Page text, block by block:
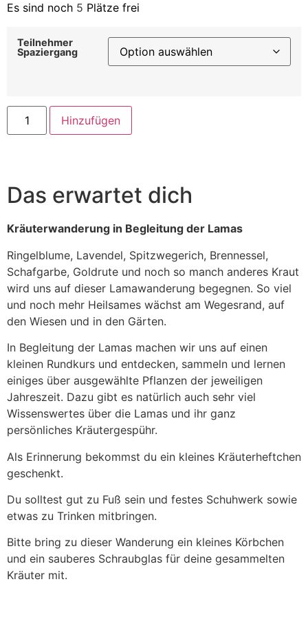
Es sind noch 5 Plätze frei
Teilnehmer
Spaziergang
Hinzufügen
Das erwartet dich
Kräuterwanderung in Begleitung der Lamas
Ringelblume, Lavendel, Spitzwegerich, Brennessel,
Schafgarbe, Goldrute und noch so manch anderes Kraut
wird uns auf dieser Lamawanderung begegnen. So viel
und noch mehr Heilsames wächst am Wegesrand, auf
den Wiesen und in den Gärten.
In Begleitung der Lamas machen wir uns auf einen
kleinen Rundkurs und entdecken, sammeln und lernen
einiges über ausgewählte Pflanzen der jeweiligen
Jahreszeit. Dazu gibt es natürlich auch sehr viel
Wissenswertes über die Lamas und ihr ganz
persönliches Kräutergespühr.
Als Erinnerung bekommst du ein kleines Kräuterheftchen
geschenkt.
Du solltest gut zu Fuß sein und festes Schuhwerk sowie
etwas zu Trinken mitbringen.
Bitte bring zu dieser Wanderung ein kleines Körbchen
und ein sauberes Schraubglas für deine gesammelten
Kräuter mit.